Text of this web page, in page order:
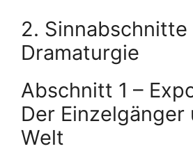
2. Sinnabschnitte
Dramaturgie
Abschnitt 1 –
Der Einzelgänger
Welt